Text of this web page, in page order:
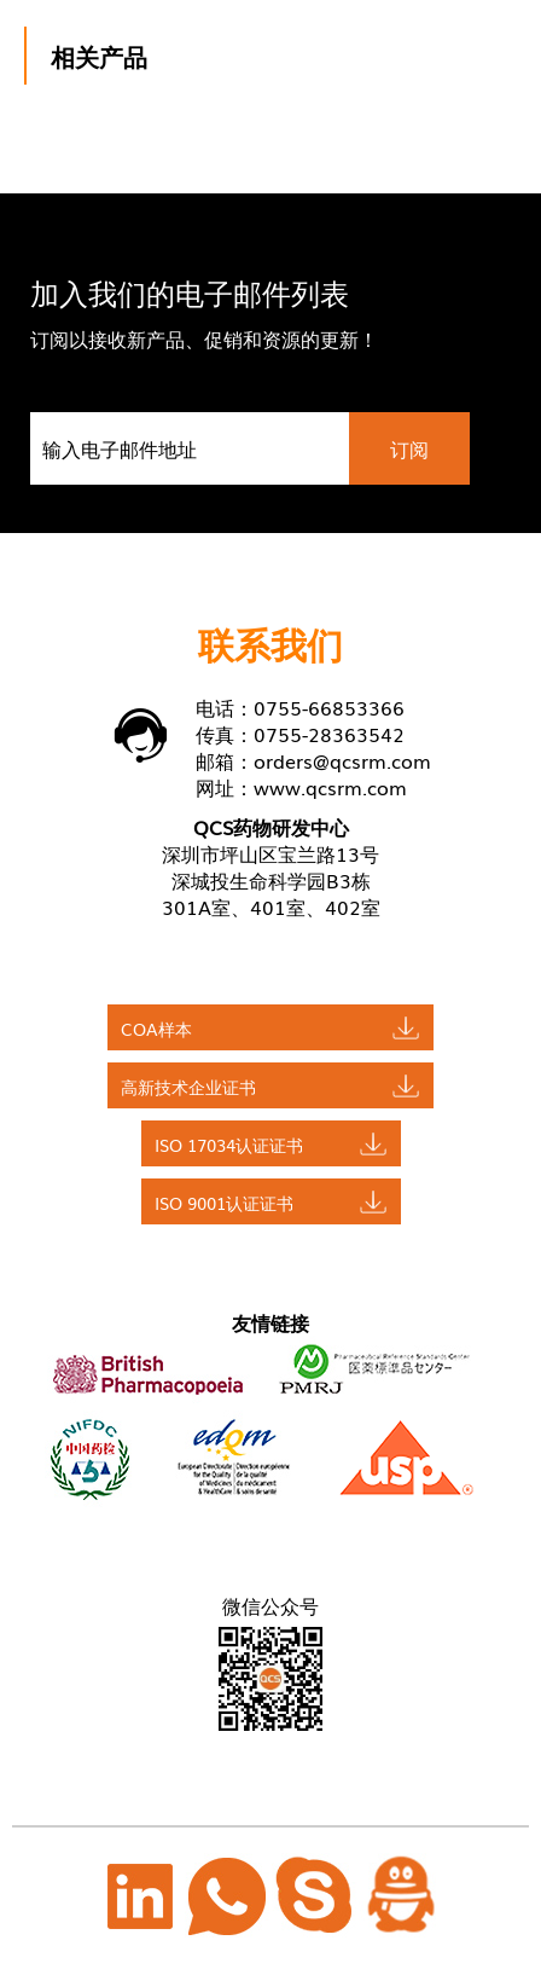
相关产品
加入我们的电子邮件列表
订阅以接收新产品、促销和资源的更新！
联系我们
电话：0755-66853366
传真：0755-28363542
邮箱： orders@qcsrm.com
网址： www.qcsrm.com
QCS药物研发中心
深圳市坪山区宝兰路13号
深城投生命科学园B3栋
301A室、401室、402室
COA样本
高新技术企业证书
ISO 17034认证证书
ISO 9001认证证书
友情链接
微信公众号